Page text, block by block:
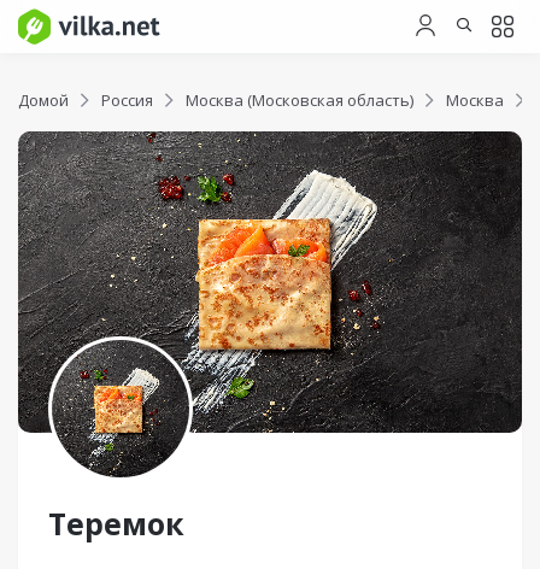
Домой Россия Москва (Московская область) Москва
Теремок